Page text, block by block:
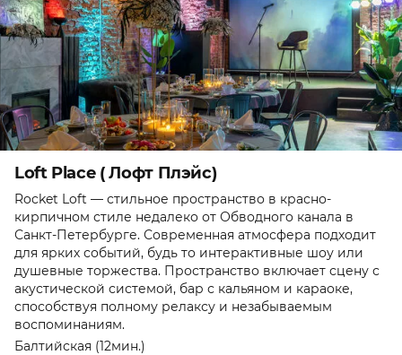
Loft Place ( Лофт Плэйс)
Rocket Loft — стильное пространство в красно-
кирпичном стиле недалеко от Обводного канала в
Санкт-Петербурге. Современная атмосфера подходит
для ярких событий, будь то интерактивные шоу или
душевные торжества. Пространство включает сцену с
акустической системой, бар с кальяном и караоке,
способствуя полному релаксу и незабываемым
воспоминаниям.
Балтийская (12мин.)